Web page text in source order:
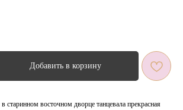
Добавить в корзину
в старинном восточном дворце танцевала прекрасная